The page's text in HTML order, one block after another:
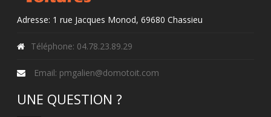
Adresse: 1 rue Jacques Monod, 69680 Chassieu
Téléphone: 04.78.23.89.29
Email: pmgalien@domotoit.com
UNE QUESTION ?